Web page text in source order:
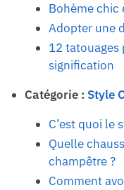
Bohème chic
Adopter une
12 tatouages
signification
Catégorie : Style
C’est quoi le
Quelle
champêtre ?
Comment